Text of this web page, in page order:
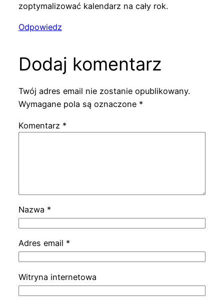
zoptymalizować kalendarz na cały rok.
Odpowiedz
Dodaj komentarz
Twój adres email nie zostanie opublikowany.
Wymagane pola są oznaczone *
Komentarz *
Nazwa *
Adres email *
Witryna internetowa